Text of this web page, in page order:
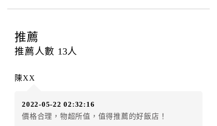
四、訂單異動
提出申辦不得異動訂單。
每筆訂單異動限定
辦理取消退款。
房者應補足差額。（限原訂飯店）
房者不得要求退其差額。（限原訂飯店）
推薦
推薦人數 13人
陳XX
2022-05-22 02:32:16
價格合理，物超所值，值得推薦的好飯店！